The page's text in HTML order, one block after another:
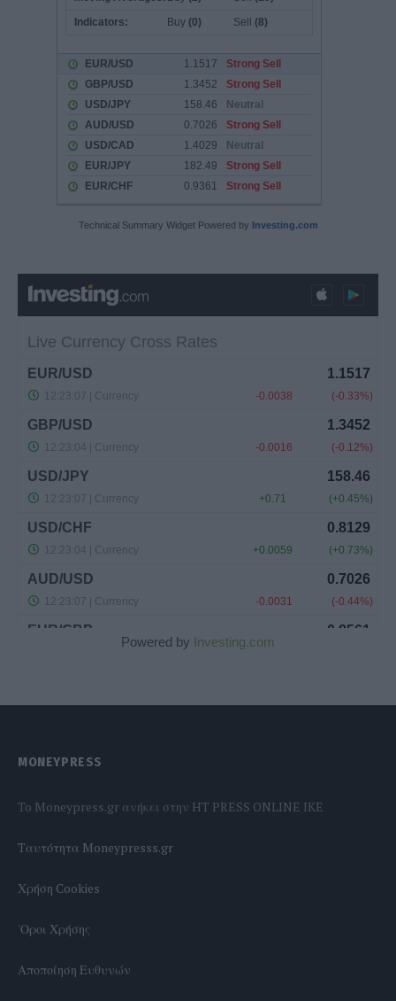
Technical Summary Widget Powered by Investing.com
Powered by Investing.com
MONEYPRESS
To Moneypress.gr ανήκει στην HT PRESS ONLINE IKE
Tαυτότητα Moneypresss.gr
Χρήση Cookies
'Οροι Χρήσης
Αποποίηση Ευθυνών